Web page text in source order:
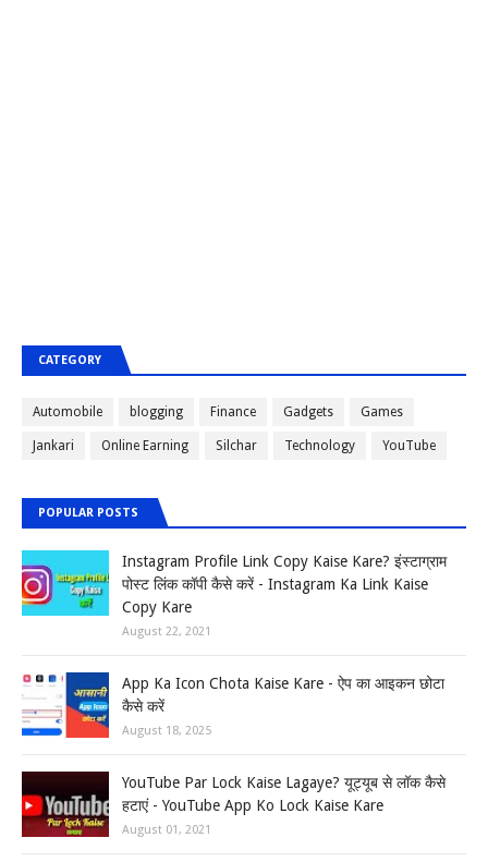
CATEGORY
Automobile blogging Finance Gadgets Games
Jankari Online Earning Silchar Technology YouTube
POPULAR POSTS
Instagram Profile Link Copy Kaise Kare? इंस्टाग्राम
पोस्ट लिंक कॉपी कैसे करें - Instagram Ka Link Kaise
Copy Kare
August 22, 2021
App Ka Icon Chota Kaise Kare - ऐप का आइकन छोटा
कैसे करें
August 18, 2025
YouTube Par Lock Kaise Lagaye? यूट्यूब से लॉक कैसे
हटाएं - YouTube App Ko Lock Kaise Kare
August 01, 2021